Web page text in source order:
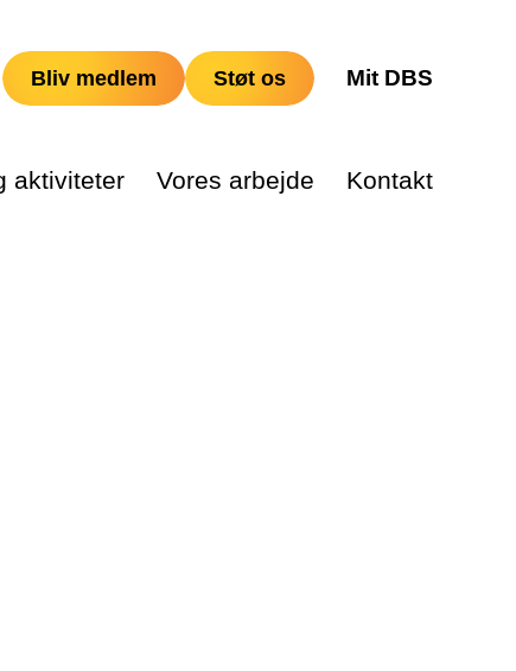
Bliv medlem Støt os Mit DBS
aktiviteter Vores arbejde Kontakt